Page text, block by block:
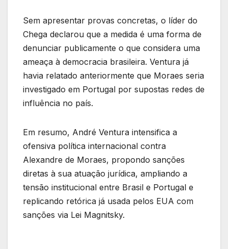
Sem apresentar provas concretas, o líder do
Chega declarou que a medida é uma forma de
denunciar publicamente o que considera uma
ameaça à democracia brasileira. Ventura já
havia relatado anteriormente que Moraes seria
investigado em Portugal por supostas redes de
influência no país.
Em resumo, André Ventura intensifica a
ofensiva política internacional contra
Alexandre de Moraes, propondo sanções
diretas à sua atuação jurídica, ampliando a
tensão institucional entre Brasil e Portugal e
replicando retórica já usada pelos EUA com
sanções via Lei Magnitsky.